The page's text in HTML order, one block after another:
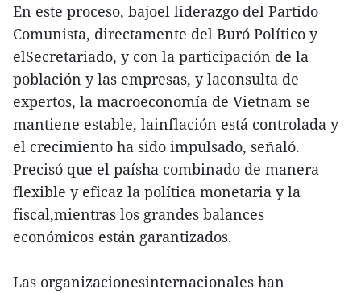
En este proceso, bajoel liderazgo del Partido
Comunista, directamente del Buró Político y
elSecretariado, y con la participación de la
población y las empresas, y laconsulta de
expertos, la macroeconomía de Vietnam se
mantiene estable, lainflación está controlada y
el crecimiento ha sido impulsado, señaló.
Precisó que el paísha combinado de manera
flexible y eficaz la política monetaria y la
fiscal,mientras los grandes balances
económicos están garantizados.
Las organizacionesinternacionales han